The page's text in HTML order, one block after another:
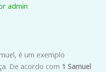
admin
é um exemplo
De acordo com 1 Samuel